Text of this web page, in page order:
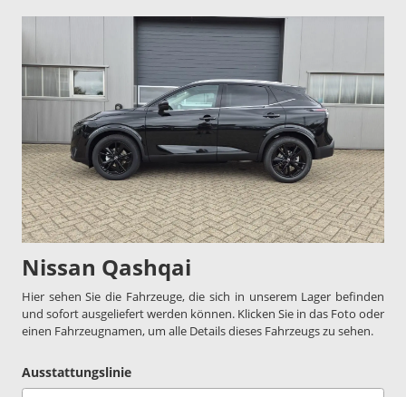
Nissan Qashqai
Hier sehen Sie die Fahrzeuge, die sich in unserem Lager befinden
und sofort ausgeliefert werden können. Klicken Sie in das Foto oder
einen Fahrzeugnamen, um alle Details dieses Fahrzeugs zu sehen.
Ausstattungslinie